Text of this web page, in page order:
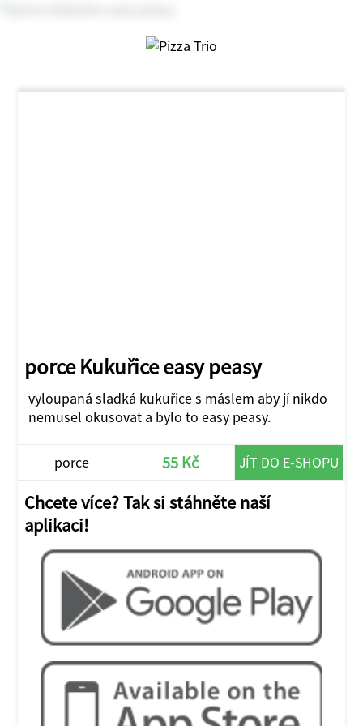
porce Kukuřice easy peasy
vyloupaná sladká kukuřice s máslem aby jí nikdo
nemusel okusovat a bylo to easy peasy.
porce 55 Kč JÍT DO E-SHOPU
Chcete více? Tak si stáhněte naší
aplikaci!